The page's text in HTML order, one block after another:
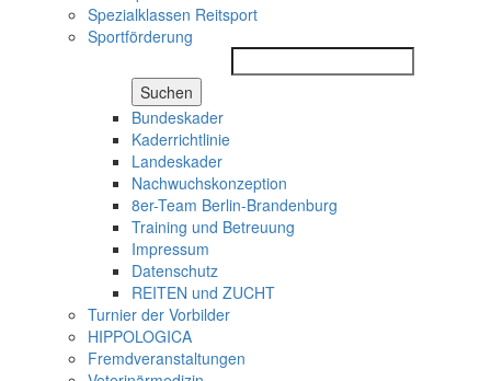
Spezialklassen Reitsport
Sportförderung
Suchen
Bundeskader
Kaderrichtlinie
Landeskader
Nachwuchskonzeption
8er-Team Berlin-Brandenburg
Training und Betreuung
Impressum
Datenschutz
REITEN und ZUCHT
Turnier der Vorbilder
HIPPOLOGICA
Fremdveranstaltungen